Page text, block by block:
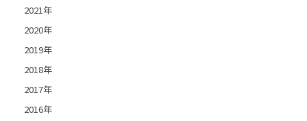
2021年
2020年
2019年
2018年
2017年
2016年